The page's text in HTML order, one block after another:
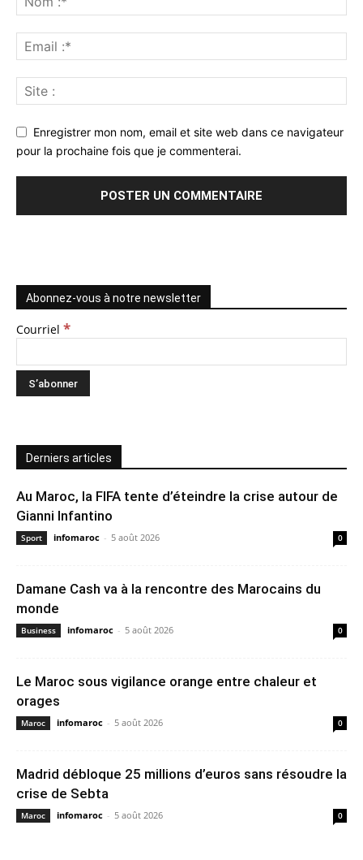
Enregistrer mon nom, email et site web dans ce navigateur
pour la prochaine fois que je commenterai.
Abonnez-vous à notre newsletter
Courriel *
Derniers articles
Au Maroc, la FIFA tente d’éteindre la crise autour de
Gianni Infantino
Sport infomaroc - 5 août 2026 0
Damane Cash va à la rencontre des Marocains du
monde
Business infomaroc - 5 août 2026 0
Le Maroc sous vigilance orange entre chaleur et
orages
Maroc infomaroc - 5 août 2026 0
Madrid débloque 25 millions d’euros sans résoudre la
crise de Sebta
Maroc infomaroc - 5 août 2026 0